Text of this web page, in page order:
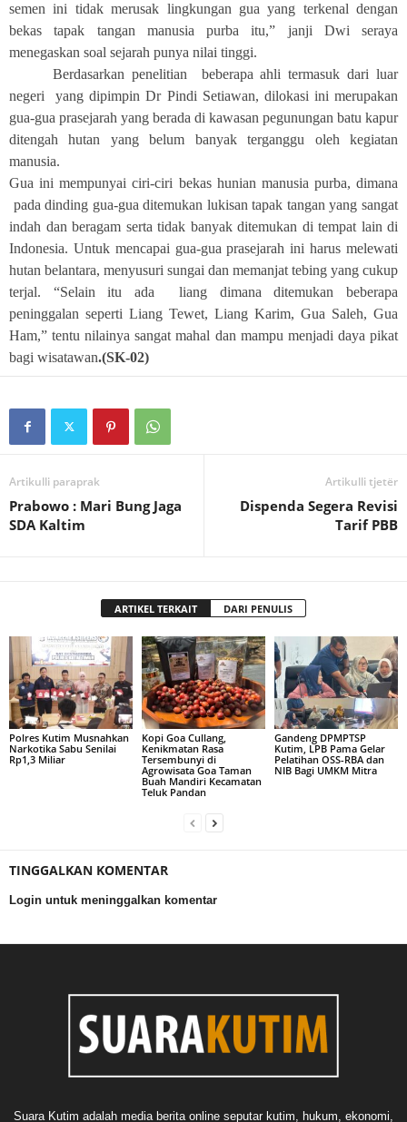
semen ini tidak merusak lingkungan gua yang terkenal dengan
bekas tapak tangan manusia purba itu,” janji Dwi seraya
menegaskan soal sejarah punya nilai tinggi.
Berdasarkan penelitian
beberapa ahli termasuk dari luar
negeri
yang dipimpin Dr Pindi Setiawan, dilokasi ini merupakan
gua-gua prasejarah yang berada di kawasan pegunungan batu kapur
ditengah hutan yang belum banyak terganggu oleh kegiatan
manusia.
Gua ini mempunyai ciri-ciri bekas hunian manusia purba, dimana
pada dinding gua-gua ditemukan lukisan tapak tangan yang sangat
indah dan beragam serta tidak banyak ditemukan di tempat lain di
Indonesia. Untuk mencapai gua-gua prasejarah ini harus melewati
hutan belantara, menyusuri sungai dan memanjat tebing yang cukup
terjal. “Selain itu ada
liang dimana ditemukan beberapa
peninggalan seperti Liang Tewet, Liang Karim, Gua Saleh, Gua
Ham,” tentu nilainya sangat mahal dan mampu menjadi daya pikat
bagi wisatawan.(SK-02)
Artikulli paraprak
Prabowo : Mari Bung Jaga
SDA Kaltim
Artikulli tjetër
Dispenda Segera Revisi
Tarif PBB
ARTIKEL TERKAIT DARI PENULIS
Polres Kutim Musnahkan
Narkotika Sabu Senilai
Rp1,3 Miliar
Kopi Goa Cullang,
Kenikmatan Rasa
Tersembunyi di
Agrowisata Goa Taman
Buah Mandiri Kecamatan
Teluk Pandan
Gandeng DPMPTSP
Kutim, LPB Pama Gelar
Pelatihan OSS-RBA dan
NIB Bagi UMKM Mitra
TINGGALKAN KOMENTAR
Login untuk meninggalkan komentar
Suara Kutim adalah media berita online seputar kutim, hukum, ekonomi,